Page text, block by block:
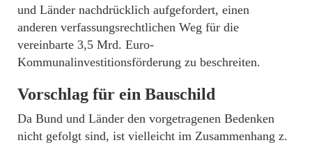
und Länder nachdrücklich aufgefordert, einen
anderen verfassungsrechtlichen Weg für die
vereinbarte 3,5 Mrd. Euro-
Kommunalinvestitionsförderung zu beschreiten.
Vorschlag für ein Bauschild
Da Bund und Länder den vorgetragenen Bedenken
nicht gefolgt sind, ist vielleicht im Zusammenhang z.